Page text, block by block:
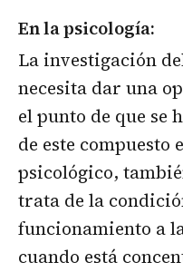
En la psicología:
La investigación
necesita dar una
el punto de que se
de este compuesto
psicológico,
trata de la
funcionamiento a
cuando está